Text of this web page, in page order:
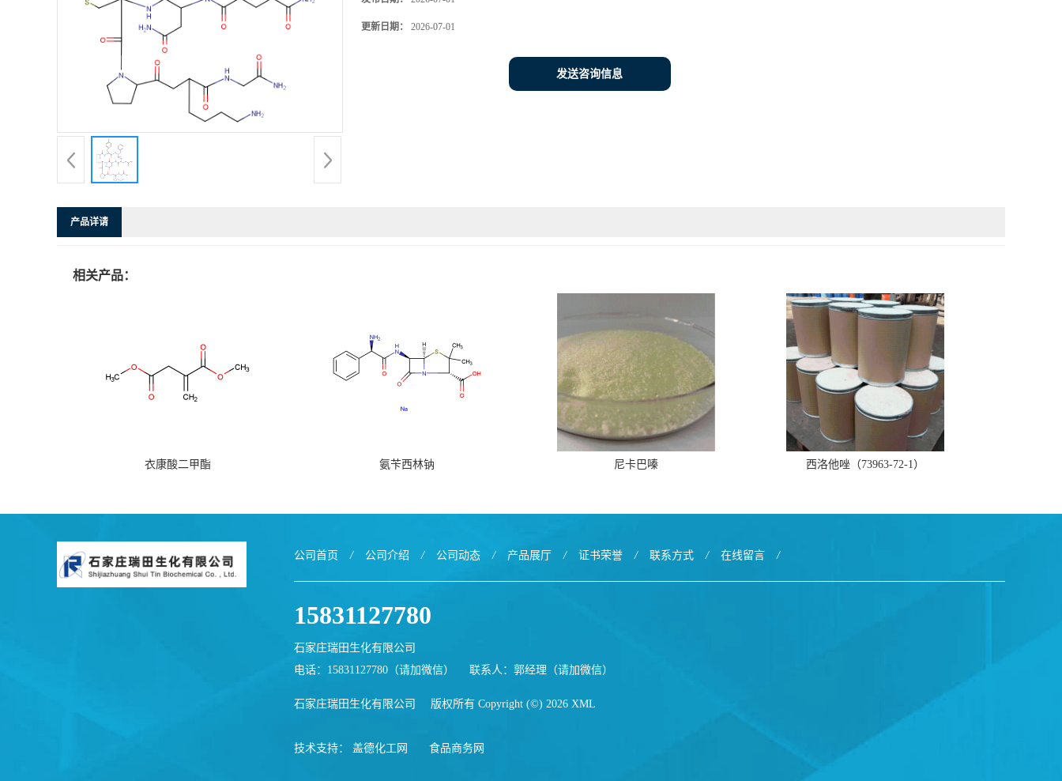
更新日期： 2026-07-01
发送咨询信息
产品详请
相关产品：
衣康酸二甲酯 氨苄西林钠 尼卡巴嗪 西洛他唑（73963-72-1）
公司首页 / 公司介绍 / 公司动态 / 产品展厅 / 证书荣誉 / 联系方式 / 在线留言 /
15831127780
石家庄瑞田生化有限公司
电话：15831127780（请加微信）
联系人：郭经理（请加微信）
石家庄瑞田生化有限公司 版权所有 Copyright (©) 2026 XML
技术支持： 盖德化工网 食品商务网